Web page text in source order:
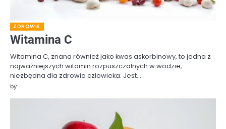
ZDROWIE
Witamina C
Witamina C, znana również jako kwas askorbinowy, to jedna z
najważniejszych witamin rozpuszczalnych w wodzie,
niezbędna dla zdrowia człowieka. Jest…
by